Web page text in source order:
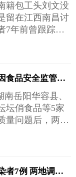
包工头刘文没
留在江西南昌讨
年前曾跟踪采
湖南华容君山涉酸菜问题被曝：4干部因食品安全监管不力被追责
南岳阳华容县、
坛俏食品等5家
量问题后，两地
山东烟台新增本土确诊1例和无症状感染者7例 两地调整为中风险地区